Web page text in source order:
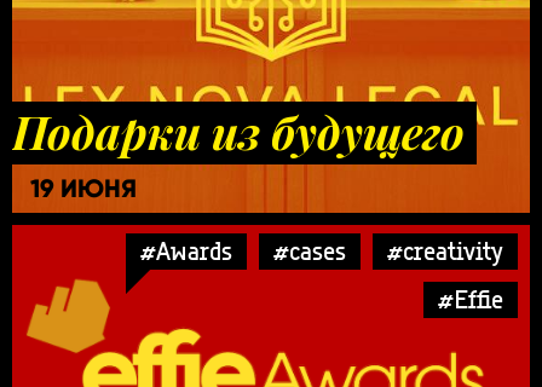
Подарки из будущего
19 ИЮНЯ
#Awards #cases
#creativity
#Effie